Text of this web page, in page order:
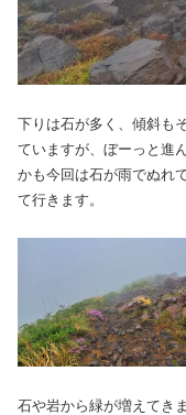
下りは石が多く、傾斜も
ていますが、ぼーっと進
かも今回は石が雨でぬれ
て行きます。
石や岩から緑が増えてき